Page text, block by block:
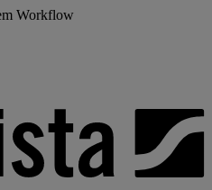
Workflow